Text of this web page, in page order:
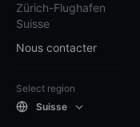
Zürich-Flughafen
Suisse
Nous contacter
Select region
Suisse